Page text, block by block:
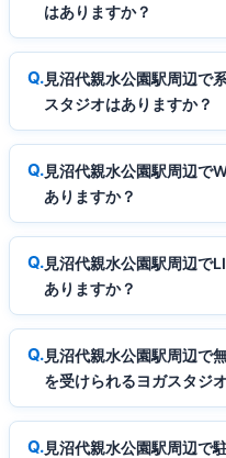
はありますか？
見沼代親水公園駅周辺で
スタジオはありますか？
見沼代親水公園駅周辺で
ありますか？
見沼代親水公園駅周辺で
ありますか？
見沼代親水公園駅周辺で
を受けられるヨガスタジ
見沼代親水公園駅周辺で